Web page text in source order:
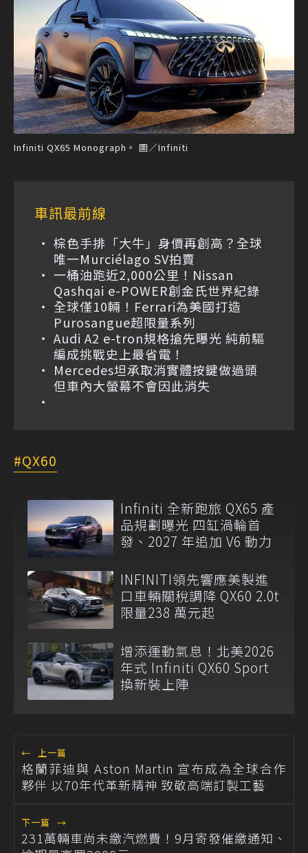
Infiniti QX65 Monograph。 圖／Infiniti
車訊最前線
棕色手排「大牛」身價再創高？全球
唯一Murciélago SV拍賣
一桶油跑近2,000公里！Nissan
Qashqai e-POWER創金氏世界紀錄
全球僅10輛！Ferrari為美國打造
Purosangue超限量系列
Audi A2 e-tron規格搶先曝光 純前驅
編成挑戰史上最省電！
Mercedes坦承取消實體按鍵做過頭
但車內大螢幕不會因此消失
QX60
Infiniti 全新跑旅 QX65 產
品規劃曝光 四缸渦輪首
發、2027 年追加 V6 動力
INFINITI領先響應美製進
口車輛關稅調降 QX60 2.0t
限量238 萬元起
增添運動氣息！北美2026
年式 Infiniti QX60 Sport
換新裝上陣
← 上一篇
格蘭菲迪與 Aston Martin 宣布成為全球合作
夥伴 以70年代革新精神 致敬高端訂製工藝
下一篇 →
231萬輛車尚未繳汽燃費！9月寄發催繳通知、